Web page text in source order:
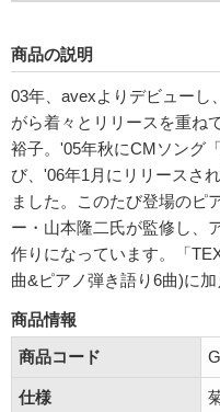
商品の説明
03年、avexよりデビューし
がら着々とリリースを重ね
裕子。'05年秋にCMソング
び、'06年1月にリリースさ
ました。このたび登場のピ
ー・山本隆二氏が監修し、
作りになっています。「
曲&ピアノ弾き語り6曲)に
商品情報
商品コード
仕様